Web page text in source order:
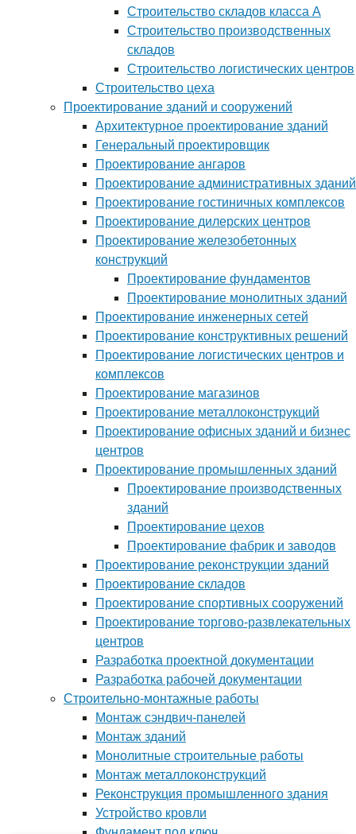
Строительство складов класса А
Строительство производственных
складов
Строительство логистических центров
Строительство цеха
Проектирование зданий и сооружений
Архитектурное проектирование зданий
Генеральный проектировщик
Проектирование ангаров
Проектирование административных зданий
Проектирование гостиничных комплексов
Проектирование дилерских центров
Проектирование железобетонных
конструкций
Проектирование фундаментов
Проектирование монолитных зданий
Проектирование инженерных сетей
Проектирование конструктивных решений
Проектирование логистических центров и
комплексов
Проектирование магазинов
Проектирование металлоконструкций
Проектирование офисных зданий и бизнес
центров
Проектирование промышленных зданий
Проектирование производственных
зданий
Проектирование цехов
Проектирование фабрик и заводов
Проектирование реконструкции зданий
Проектирование складов
Проектирование спортивных сооружений
Проектирование торгово-развлекательных
центров
Разработка проектной документации
Разработка рабочей документации
Строительно-монтажные работы
Монтаж сэндвич-панелей
Монтаж зданий
Монолитные строительные работы
Монтаж металлоконструкций
Реконструкция промышленного здания
Устройство кровли